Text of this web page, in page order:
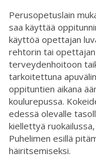
Perusopetuslain
saa käyttää
käyttöä opettajan
rehtorin tai opettajan
terveydenhoitoon
tarkoitettuna
oppituntien aikana
koulurepussa.
edessä olevalle
kiellettyä
Puhelimen esillä
häiritsemiseksi.